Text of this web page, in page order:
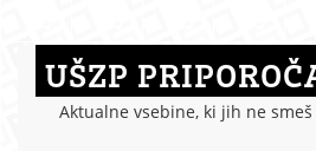
UŠZP
Aktualne vsebine, ki jih ne